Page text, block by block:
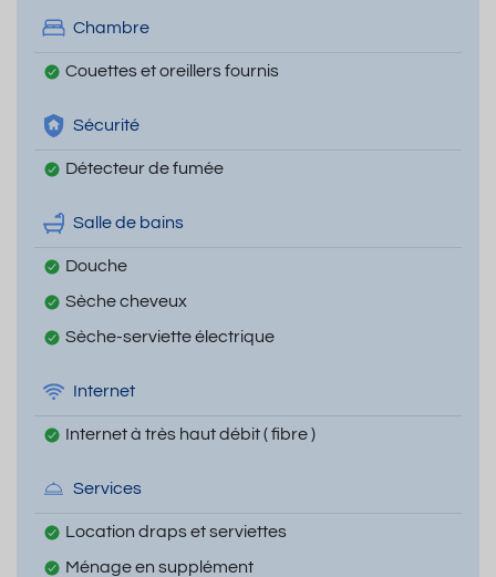
Chambre
Couettes et oreillers fournis
Sécurité
Détecteur de fumée
Salle de bains
Douche
Sèche cheveux
Sèche-serviette électrique
Internet
Internet à très haut débit ( fibre )
Services
Location draps et serviettes
Ménage en supplément